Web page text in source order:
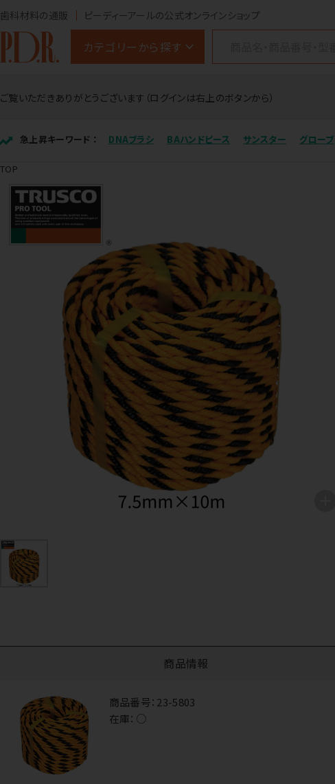
歯科材料の通販 ピーディーアールの公式オンラインショップ
カテゴリーから探す
ご覧いただきありがとうございます（ログインは右上のボタンから）
急上昇キーワード ： DNAブラシ BAハンドピース サンスター グローブ
TOP
商品情報
商品番号： 23-5803
在庫： ○